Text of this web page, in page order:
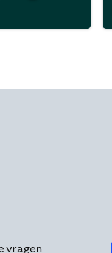
vragen